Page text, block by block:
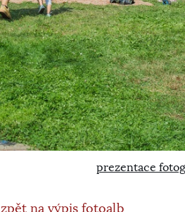
prezentace
zpět na výpis fotoalb